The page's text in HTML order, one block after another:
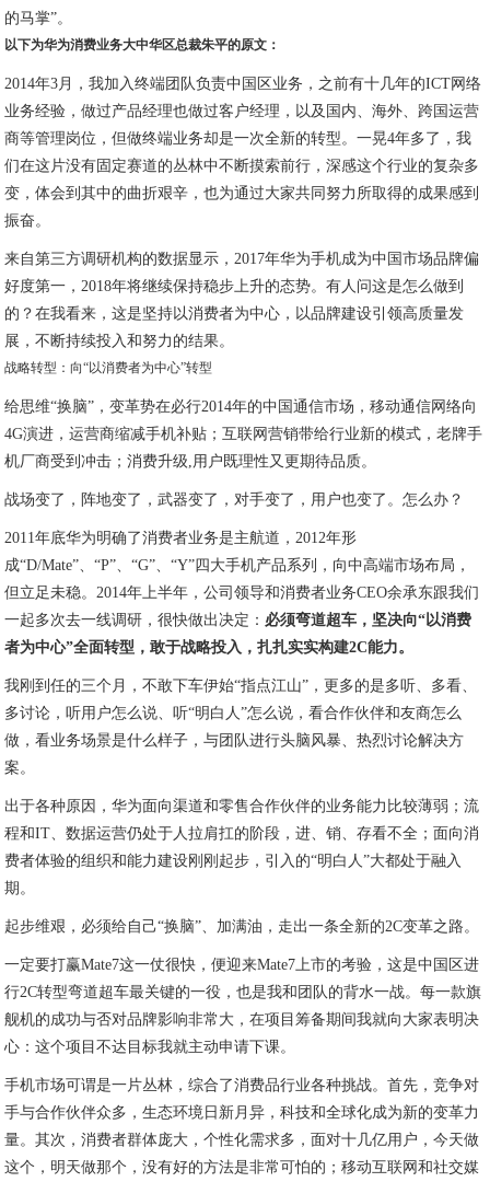
的马掌”。
以下为华为消费业务大中华区总裁朱平的原文：
2014年3月，我加入终端团队负责中国区业务，之前有十几年的ICT网络
业务经验，做过产品经理也做过客户经理，以及国内、海外、跨国运营
商等管理岗位，但做终端业务却是一次全新的转型。一晃4年多了，我
们在这片没有固定赛道的丛林中不断摸索前行，深感这个行业的复杂多
变，体会到其中的曲折艰辛，也为通过大家共同努力所取得的成果感到
振奋。
来自第三方调研机构的数据显示，2017年华为手机成为中国市场品牌偏
好度第一，2018年将继续保持稳步上升的态势。有人问这是怎么做到
的？在我看来，这是坚持以消费者为中心，以品牌建设引领高质量发
展，不断持续投入和努力的结果。
战略转型：向“以消费者为中心”转型
给思维“换脑”，变革势在必行2014年的中国通信市场，移动通信网络向
4G演进，运营商缩减手机补贴；互联网营销带给行业新的模式，老牌手
机厂商受到冲击；消费升级,用户既理性又更期待品质。
战场变了，阵地变了，武器变了，对手变了，用户也变了。怎么办？
2011年底华为明确了消费者业务是主航道，2012年形
成“D/Mate”、“P”、“G”、“Y”四大手机产品系列，向中高端市场布局，
但立足未稳。2014年上半年，公司领导和消费者业务CEO余承东跟我们
一起多次去一线调研，很快做出决定： 必须弯道超车，坚决向“以消费
者为中心”全面转型，敢于战略投入，扎扎实实构建2C能力。
我刚到任的三个月，不敢下车伊始“指点江山”，更多的是多听、多看、
多讨论，听用户怎么说、听“明白人”怎么说，看合作伙伴和友商怎么
做，看业务场景是什么样子，与团队进行头脑风暴、热烈讨论解决方
案。
出于各种原因，华为面向渠道和零售合作伙伴的业务能力比较薄弱；流
程和IT、数据运营仍处于人拉肩扛的阶段，进、销、存看不全；面向消
费者体验的组织和能力建设刚刚起步，引入的“明白人”大都处于融入
期。
起步维艰，必须给自己“换脑”、加满油，走出一条全新的2C变革之路。
一定要打赢Mate7这一仗很快，便迎来Mate7上市的考验，这是中国区进
行2C转型弯道超车最关键的一役，也是我和团队的背水一战。每一款旗
舰机的成功与否对品牌影响非常大，在项目筹备期间我就向大家表明决
心：这个项目不达目标我就主动申请下课。
手机市场可谓是一片丛林，综合了消费品行业各种挑战。首先，竞争对
手与合作伙伴众多，生态环境日新月异，科技和全球化成为新的变革力
量。其次，消费者群体庞大，个性化需求多，面对十几亿用户，今天做
这个，明天做那个，没有好的方法是非常可怕的；移动互联网和社交媒